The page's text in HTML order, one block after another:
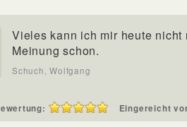
Vieles kann ich mir heute
Meinung schon.
Schuch, Wolfgang
Eingereicht